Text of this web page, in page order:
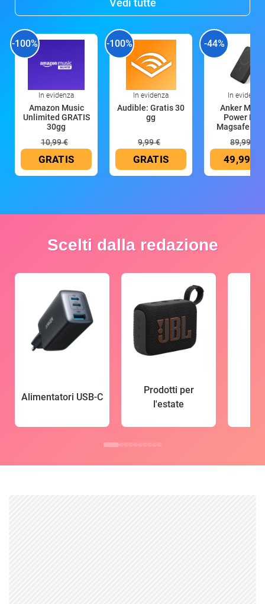
Vedi tutte
-100%
In evidenza
Amazon Music
Unlimited GRATIS
30gg
10,99 €
GRATIS
-100%
In evidenza
Audible: Gratis 30
gg
9,99 €
GRATIS
-44%
In evidenza
Anker
Power
Magsafe
89,99 €
49,99 €
Scelti dalla redazione
Alimentatori USB-C
Prodotti per
l'estate